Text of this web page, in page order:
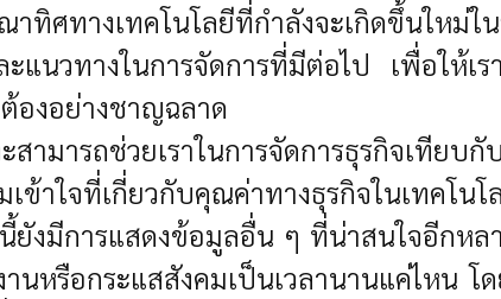
าทิศทางเทคโนโลยีที่กำลังจะเกิดขึ้นให
ะแนวทางในการจัดการที่มีต่อไป เพื่อให้เ
องอย่างชาญฉลาด
ามารถช่วยเราในการจัดการธุรกิจเทียบ
เข้าใจที่เกี่ยวกับคุณค่าทางธุรกิจในเทคโน
ยังมีการแสดงข้อมูลอื่น ๆ ที่น่าสนใจอีกห
านหรือกระแสสังคมเป็นเวลานานแค่ไหน